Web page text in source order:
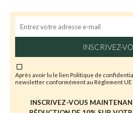
INSCRIVEZ-
Après avoir lu le lien Politique de
newsletter conformément au Règlement UE
INSCRIVEZ-VOUS